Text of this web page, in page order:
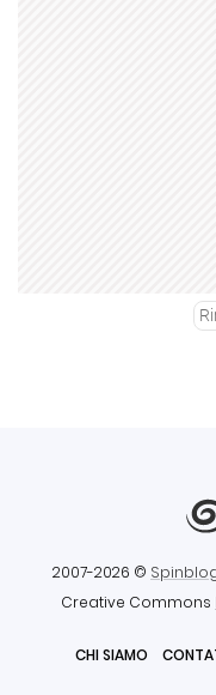
2007-2026 ©
Creative Commons
CHI SIAMO